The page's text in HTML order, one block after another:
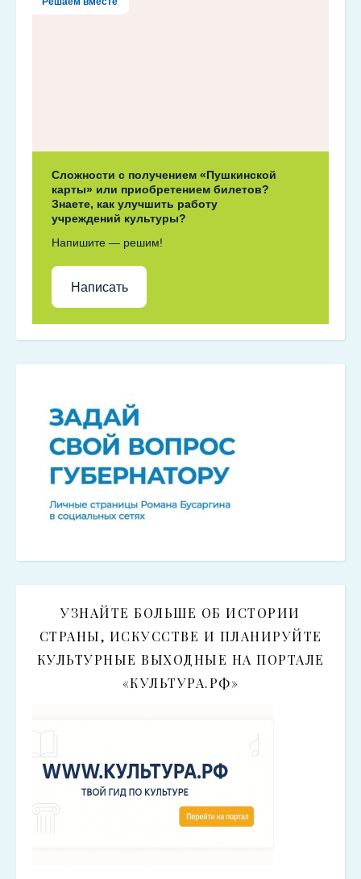
Сложности с получением «Пушкинской
карты» или приобретением билетов?
Знаете, как улучшить работу
учреждений культуры?
Напишите — решим!
Написать
УЗНАЙТЕ БОЛЬШЕ ОБ ИСТОРИИ
СТРАНЫ, ИСКУССТВЕ И ПЛАНИРУЙТЕ
КУЛЬТУРНЫЕ ВЫХОДНЫЕ НА ПОРТАЛЕ
«КУЛЬТУРА.РФ»